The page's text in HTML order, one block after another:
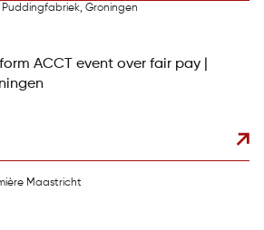
Puddingfabriek, Groningen
ACCT event over fair pay |
Maastricht